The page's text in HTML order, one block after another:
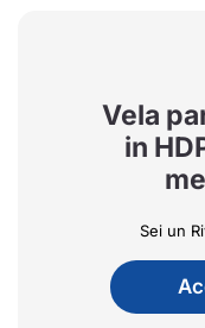
Vela
in
Sei un